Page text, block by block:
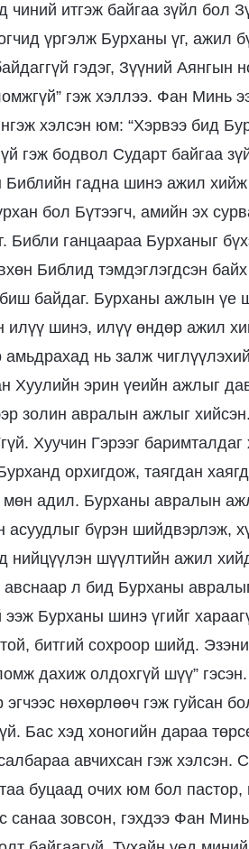
итгэж байгаа зүйл бол
үргэлж Бурханы үг, ажил
гэдэг, Зүүний Аянгын
гэж хэллээ. Фан Минь
хэлсэн юм: “Хэрвээ бид
гэж бодвол Сударт байгаа
Библийн гадна шинэ ажил
бол Бүтээгч, амийн эх
Библи ганцаараа Бурханыг
Библид тэмдэглэгдсэн
байдаг. Бурханы ажлын үе
шинэ, илүү өндөр ажил
амьдрахад нь залж
Хуулийн эрин үеийн ажлыг
золин авралын ажлыг
Хуучин Гэрээг
орхигдож, таягдан
адил. Бурханы авралын
асуудлыг бүрэн шийдвэрлэж,
нийцүүлэн шүүлтийн ажил
л бид Бурханы
Бурханы шинэ үгийг
битгий сохроор шийд.
дахиж олдохгүй шүү”
эгчээс нөхөрлөөч гэж гуйсан
Бас хэд хоногийн дараа
авчихсан гэж хэлсэн.
буцаад очих юм бол пастор,
санаа зовсон, гэхдээ Фан